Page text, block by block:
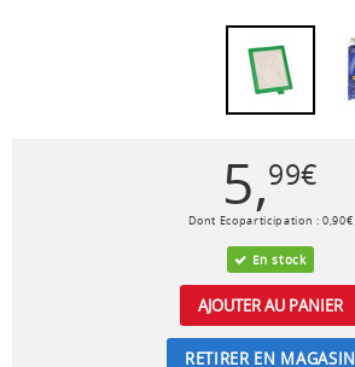
5,99€
Dont Ecoparticipation :0,90€
En stock
AJOUTER AU PANIER
RETIRER EN MAGASIN